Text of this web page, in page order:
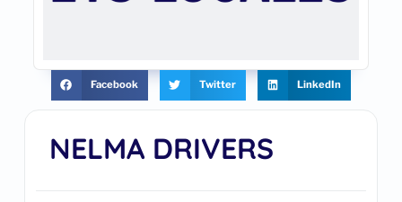
NELMA DRIVERS
Facebook Twitter LinkedIn